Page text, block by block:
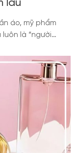
lâu
áo, mỹ phẩm
là “người
hành trình,
lợi, dễ mang